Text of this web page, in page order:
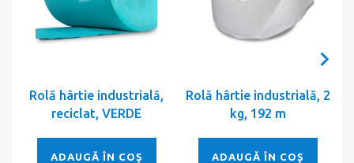
Rolă hârtie industrială,
reciclat, VERDE
ADAUGĂ ÎN COŞ
Rolă hârtie industrială, 2
kg, 192 m
ADAUGĂ ÎN COŞ